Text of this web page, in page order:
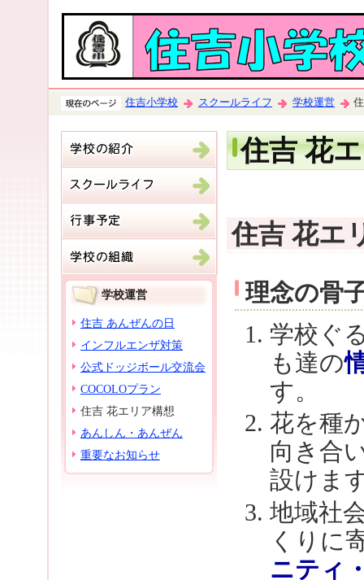
住吉小学校 スクールライフ 学校運営
学校運営
住吉 あんぜんの日
インフルエンザ対策
公式ドッジボール交流会
COCOLOプラン
住吉 花エリア構想
あんしん・あんぜん
重要なお知らせ
住吉 花
住吉 花エ
理念の骨
学校ぐ
も達の
す。
花を種
向き合
設けま
地域社
くりに
ニティ